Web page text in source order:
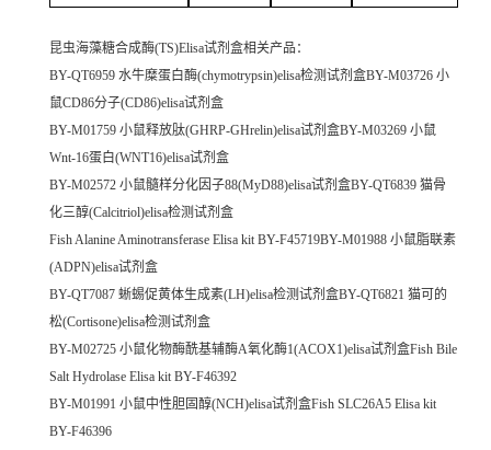
昆虫海藻糖合成酶(TS)Elisa试剂盒相关产品：
BY-QT6959 水牛糜蛋白酶(chymotrypsin)elisa检测试剂盒BY-M03726 小
鼠CD86分子(CD86)elisa试剂盒
BY-M01759 小鼠释放肽(GHRP-GHrelin)elisa试剂盒BY-M03269 小鼠
Wnt-16蛋白(WNT16)elisa试剂盒
BY-M02572 小鼠髓样分化因子88(MyD88)elisa试剂盒BY-QT6839 猫骨
化三醇(Calcitriol)elisa检测试剂盒
Fish Alanine Aminotransferase Elisa kit BY-F45719BY-M01988 小鼠脂联素
(ADPN)elisa试剂盒
BY-QT7087 蜥蜴促黄体生成素(LH)elisa检测试剂盒BY-QT6821 猫可的
松(Cortisone)elisa检测试剂盒
BY-M02725 小鼠化物酶酰基辅酶A氧化酶1(ACOX1)elisa试剂盒Fish Bile
Salt Hydrolase Elisa kit BY-F46392
BY-M01991 小鼠中性胆固醇(NCH)elisa试剂盒Fish SLC26A5 Elisa kit
BY-F46396